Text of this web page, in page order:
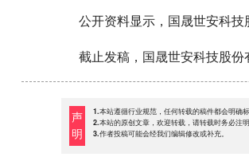
公开资料显示，国晟世安科技
截止发稿，国晟世安科技股份
声
明
1.本站遵循行业规范，任何转载的稿件都会明确
2.本站的原创文章，欢迎转载，请转载时务必注
3.作者投稿可能会经我们编辑修改或补充。